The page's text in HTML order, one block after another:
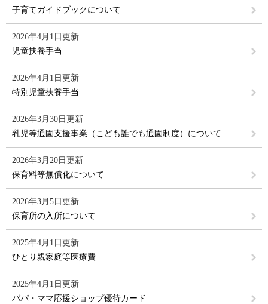
子育てガイドブックについて
2026年4月1日更新
児童扶養手当
2026年4月1日更新
特別児童扶養手当
2026年3月30日更新
乳児等通園支援事業（こども誰でも通園制度）について
2026年3月20日更新
保育料等無償化について
2026年3月5日更新
保育所の入所について
2025年4月1日更新
ひとり親家庭等医療費
2025年4月1日更新
パパ・ママ応援ショップ優待カード